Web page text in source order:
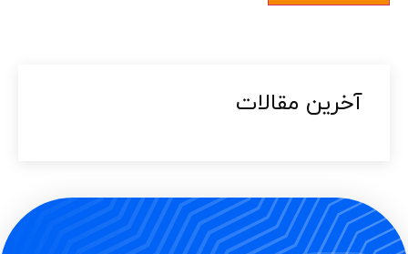
آخرین مقالات​